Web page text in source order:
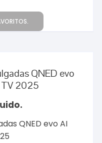
QNED evo
TV 2025
QNED evo AI